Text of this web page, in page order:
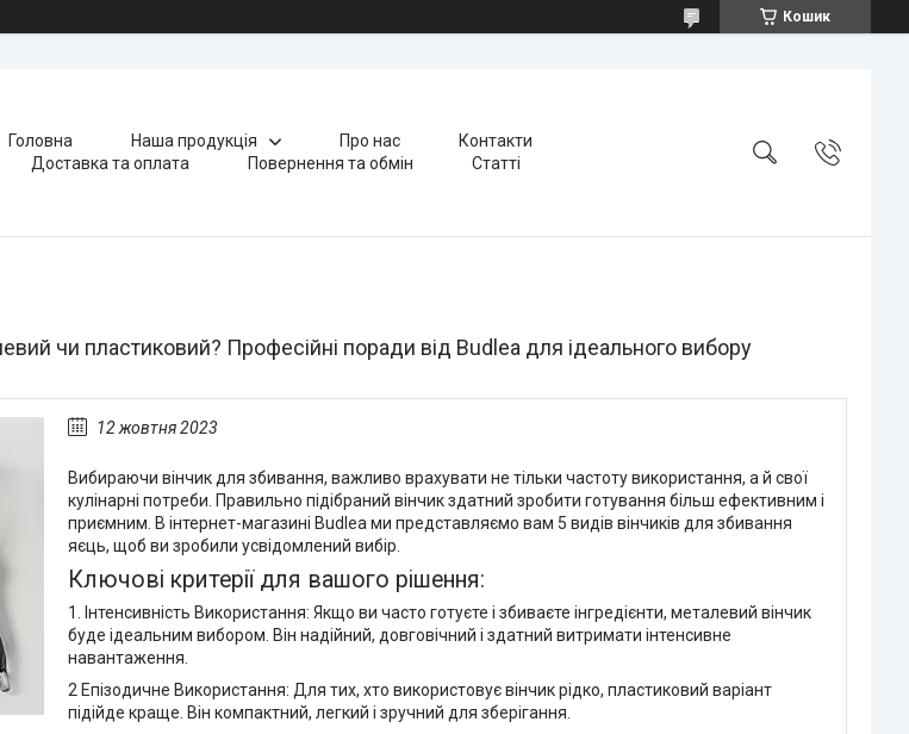
Кошик
Головна Наша продукція Про нас
Контакти
Доставка та оплата
Повернення та обмін Статті
чи пластиковий? Професійні поради від Budlea для ідеального вибору
12 жовтня 2023
Вибираючи вінчик для збивання, важливо врахувати не тільки частоту використання, а й свої
кулінарні потреби. Правильно підібраний вінчик здатний зробити готування більш ефективним і
приємним. В інтернет-магазині Budlea ми представляємо вам 5 видів вінчиків для збивання
яєць, щоб ви зробили усвідомлений вибір.
Ключові критерії для вашого рішення:
1. Інтенсивність Використання: Якщо ви часто готуєте і збиваєте інгредієнти, металевий вінчик
буде ідеальним вибором. Він надійний, довговічний і здатний витримати інтенсивне
навантаження.
2 Епізодичне Використання: Для тих, хто використовує вінчик рідко, пластиковий варіант
підійде краще. Він компактний, легкий і зручний для зберігання.